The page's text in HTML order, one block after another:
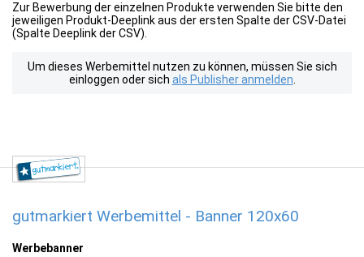
Zur Bewerbung der einzelnen Produkte verwenden Sie bitte den
jeweiligen Produkt-Deeplink aus der ersten Spalte der CSV-Datei
(Spalte Deeplink der CSV).
Um dieses Werbemittel nutzen zu können, müssen Sie sich
einloggen oder sich als Publisher anmelden
gutmarkiert Werbemittel - Banner 120x60
Werbebanner